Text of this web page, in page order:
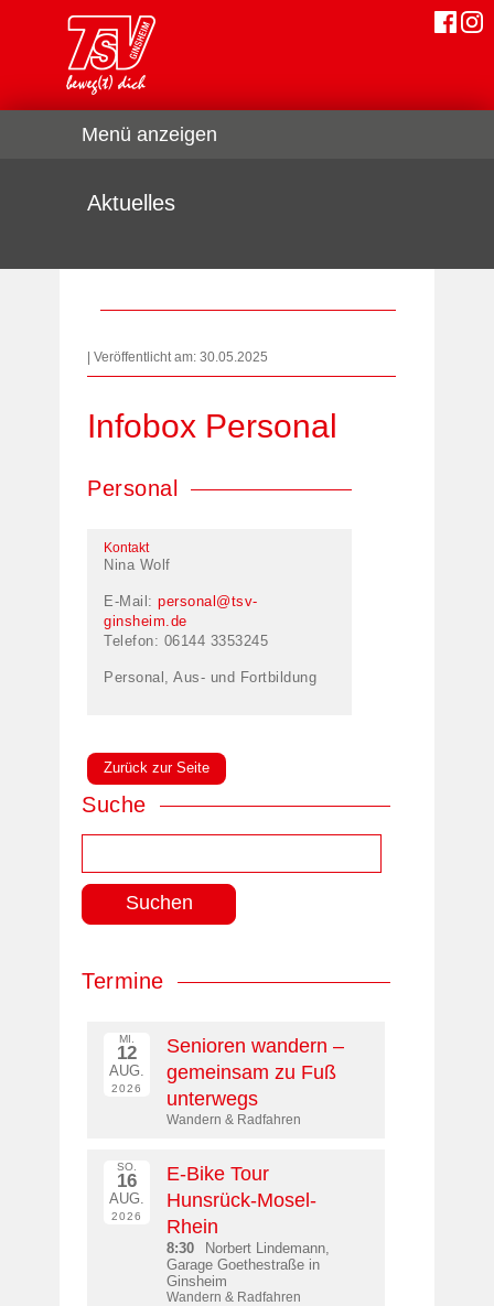
Menü anzeigen
Aktuelles
| Veröffentlicht am: 30.05.2025
Infobox Personal
Personal
Kontakt
Nina Wolf
E-Mail: personal@tsv-
ginsheim.de
Telefon: 06144 3353245
Personal, Aus- und Fortbildung
Zurück zur Seite
Suche
nach:
Termine
MI.
12
AUG.
2026
Senioren wandern –
gemeinsam zu Fuß
unterwegs
Wandern & Radfahren
SO.
16
AUG.
2026
E-Bike Tour
Hunsrück-Mosel-
Rhein
8:30
Norbert Lindemann,
Garage Goethestraße in
Ginsheim
Wandern & Radfahren